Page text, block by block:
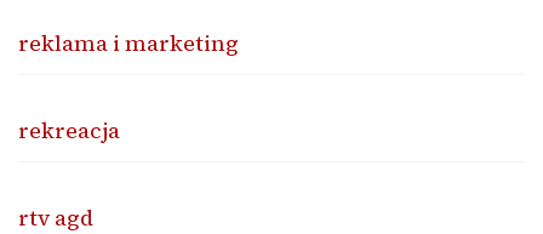
reklama i marketing
rekreacja
rtv agd